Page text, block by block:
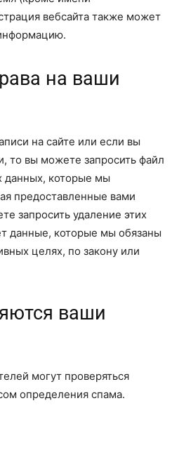
вебсайта также может
на ваши
на сайте или если вы
то вы можете запросить файл
данных, которые мы
предоставленные вами
запросить удаление этих
данные, которые мы обязаны
целях, по закону или
ваши
могут проверяться
определения спама.